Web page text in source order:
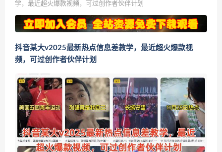
学，最近超火爆款视频，可过创作者伙伴计划
抖音某大v2025最新热点信息差教学，最近超火爆款视
频，可过创作者伙伴计划